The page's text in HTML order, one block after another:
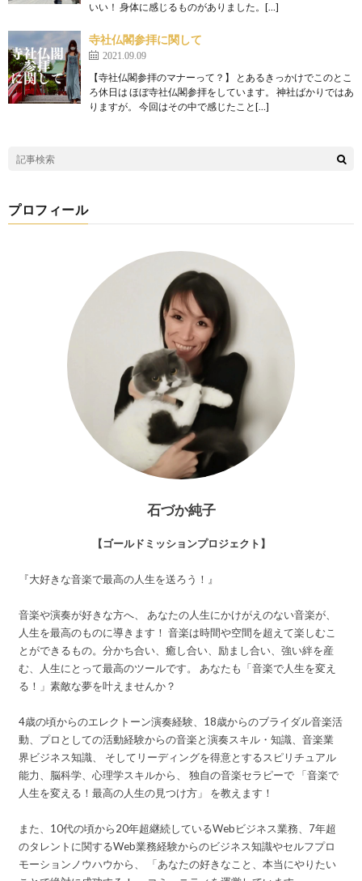
いい！ 身体に感じるものがありました。[…]
寺社仏閣参拝に関して
2021.09.09
【寺社仏閣参拝のマナーって？】 とあるきっかけでこのとこ
ろ休日は ほぼ寺社仏閣参拝をしています。 神社ばかりではあ
りますが。 今回はその中で感じたこと[…]
プロフィール
石づか純子
【ゴールドミッションプロジェクト】
『大好きな音楽で最高の人生を送ろう！』
音楽や演奏が好きな方へ、 あなたの人生にかけがえのない音楽が、
人生を最高のものに導きます！ 音楽は時間や空間を超えて楽しむこ
とができるもの。分かち合い、癒し合い、励まし合い、強い絆を産
む、人生にとって最高のツールです。 あなたも「音楽で人生を変え
る！」素敵な夢を叶えませんか？
4歳の頃からのエレクトーン演奏経験、18歳からのブライダル音楽活
動、プロとしての活動経験からの音楽と演奏スキル・知識、音楽業
界ビジネス知識、 そしてリーディングを得意とするスピリチュアル
能力、脳科学、心理学スキルから、 独自の音楽セラピーで 「音楽で
人生を変える！最高の人生の見つけ方」 を教えます！
また、10代の頃から20年超継続しているWebビジネス業務、7年超
のタレントに関するWeb業務経験からのビジネス知識やセルフプロ
モーションノウハウから、 「あなたの好きなこと、本当にやりたい